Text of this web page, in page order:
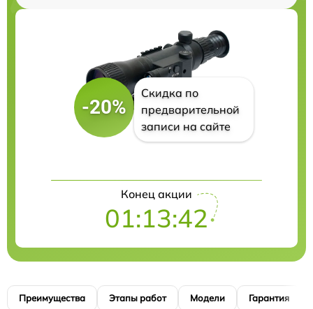
-20%
Скидка по
предварительной
записи на сайте
Конец акции
01:13:41
Преимущества Этапы работ Модели Гарантия